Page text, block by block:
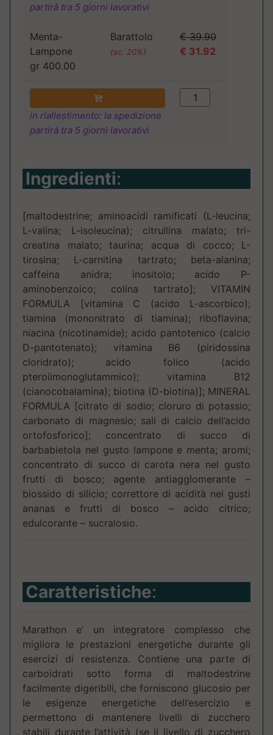
partirà tra 5 giorni lavorativi
Menta-
Lampone
gr 400.00
Barattolo
(sc. 20%)
€ 39.90
€ 31.92
in riallestimento: la spedizione
partirà tra 5 giorni lavorativi
Ingredienti:
[maltodestrine; aminoacidi ramificati (L-leucina;
L-valina; L-isoleucina); citrullina malato; tri-
creatina malato; taurina; acqua di cocco; L-
tirosina; L-carnitina tartrato; beta-alanina;
caffeina anidra; inositolo; acido P-
aminobenzoico; colina tartrato]; VITAMIN
FORMULA [vitamina C (acido L-ascorbico);
tiamina (mononitrato di tiamina); riboflavina;
niacina (nicotinamide); acido pantotenico (calcio
D-pantotenato); vitamina B6 (piridossina
cloridrato); acido folico (acido
pteroilmonoglutammico); vitamina B12
(cianocobalamina); biotina (D-biotina)]; MINERAL
FORMULA [citrato di sodio; cloruro di potassio;
carbonato di magnesio; sali di calcio dell’acido
ortofosforico]; concentrato di succo di
barbabietola nel gusto lampone e menta; aromi;
concentrato di succo di carota nera nel gusto
frutti di bosco; agente antiagglomerante –
biossido di silicio; correttore di acidità nei gusti
ananas e frutti di bosco – acido citrico;
edulcorante – sucralosio.
Caratteristiche:
Marathon e’ un integratore complesso che
migliora le prestazioni energetiche durante gli
esercizi di resistenza. Contiene una parte di
carboidrati sotto forma di maltodestrine
facilmente digeribili, che forniscono glucosio per
le esigenze energetiche dell’esercizio e
permettono di mantenere livelli di zucchero
stabili durante l’attività (se il livello di zucchero